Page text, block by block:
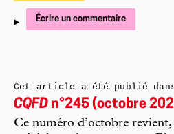
Écrire un commentaire
Cet article a été publié
CQFD n°245 (octobre
Ce numéro d’octobre